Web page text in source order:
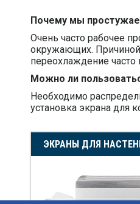
Почему мы
Очень часто рабочее
окружающих. Причиной
переохлаждение
Можно ли
Необходимо
установка экрана для
ЭКРАНЫ ДЛЯ